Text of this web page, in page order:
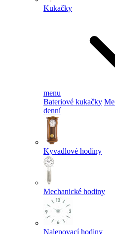
Kukačky
menu
Bateriové kukačky
denní
Kyvadlové hodiny
Mechanické hodiny
Nalepovací hodiny